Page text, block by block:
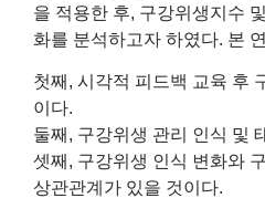
을 적용한 후, 구강위생지수
화를 분석하고자 하였다. 본
첫째, 시각적 피드백 교육 후
이다.
둘째, 구강위생 관리 인식 및
셋째, 구강위생 인식 변화와
상관관계가 있을 것이다.